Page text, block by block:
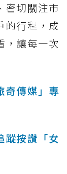
密切關注市
的行程，成
，讓每一次
奇傳媒」專
蹤按讚「女